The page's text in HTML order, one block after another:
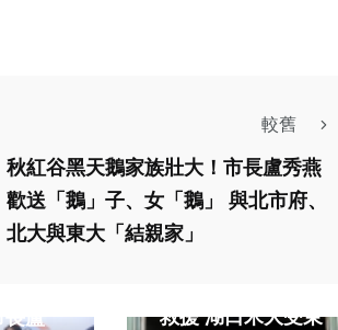
較舊
秋紅谷黑天鵝家族壯大！市長盧秀燕
歡送「鵝」子、女「鵝」 與北市府、
北大與東大「結親家」
長獎
生活
救援 湖口米大受東